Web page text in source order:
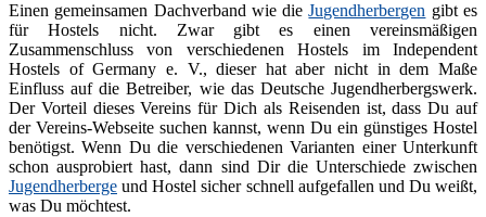
Einen gemeinsamen Dachverband wie dieJugendherbergen gibt es
für Hostels nicht. Zwar gibt es einen vereinsmäßigen
Zusammenschluss von verschiedenen Hostels im Independent
Hostels of Germany e. V., dieser hat aber nicht in dem Maße
Einfluss auf die Betreiber, wie das Deutsche Jugendherbergswerk.
Der Vorteil dieses Vereins für Dich als Reisenden ist, dass Du auf
der Vereins-Webseite suchen kannst, wenn Du ein günstiges Hostel
benötigst. Wenn Du die verschiedenen Varianten einer Unterkunft
schon ausprobiert hast, dann sind Dir die Unterschiede zwischen
Jugendherberge und Hostel sicher schnell aufgefallen und Du weißt,
was Du möchtest.